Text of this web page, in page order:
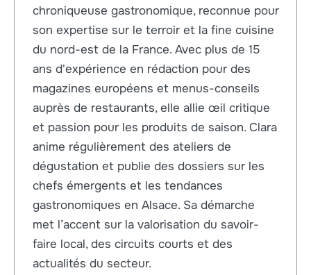
chroniqueuse gastronomique, reconnue pour
son expertise sur le terroir et la fine cuisine
du nord-est de la France. Avec plus de 15
ans d'expérience en rédaction pour des
magazines européens et menus-conseils
auprès de restaurants, elle allie œil critique
et passion pour les produits de saison. Clara
anime régulièrement des ateliers de
dégustation et publie des dossiers sur les
chefs émergents et les tendances
gastronomiques en Alsace. Sa démarche
met l’accent sur la valorisation du savoir-
faire local, des circuits courts et des
actualités du secteur.